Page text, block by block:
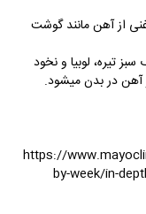
از آهن مانند گوشت
تیره، لوبیا و نخود
https://
by-week/in-